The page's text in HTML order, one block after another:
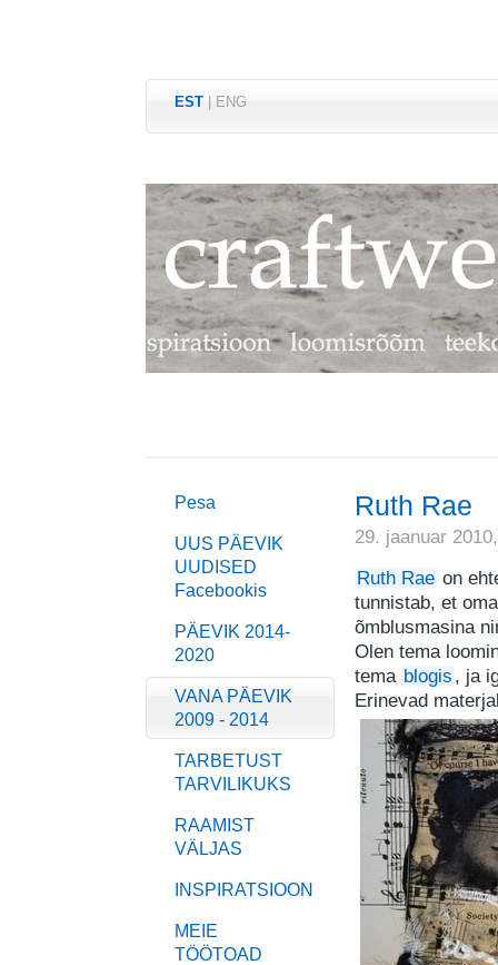
EST ENG
Pesa
UUS PÄEVIK
UUDISED
Facebookis
PÄEVIK 2014-
2020
VANA PÄEVIK
2009 - 2014
TARBETUST
TARVILIKUKS
RAAMIST
VÄLJAS
INSPIRATSIOON
MEIE
TÖÖTOAD
Ruth Rae
29. jaanuar
Ruth Rae on
tunnistab, et
õmblusmasina
Olen tema
tema blogis , ja
Erinevad